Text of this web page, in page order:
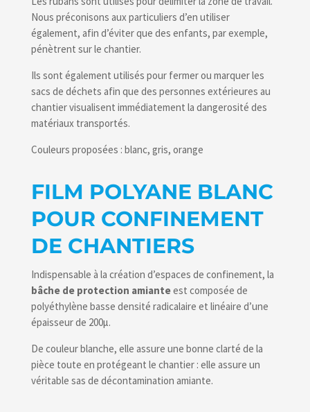
Nous préconisons aux particuliers d’en utiliser
également, afin d’éviter que des enfants, par exemple,
pénètrent sur le chantier.
Ils sont également utilisés pour fermer ou marquer les
sacs de déchets afin que des personnes extérieures au
chantier visualisent immédiatement la dangerosité des
matériaux transportés.
Couleurs proposées : blanc, gris, orange
FILM POLYANE BLANC
POUR CONFINEMENT
DE CHANTIERS
Indispensable à la création d’espaces de confinement, la
bâche de protection amianteest composée de
polyéthylène basse densité radicalaire et linéaire d’une
épaisseur de 200µ.
De couleur blanche, elle assure une bonne clarté de la
pièce toute en protégeant le chantier : elle assure un
véritable sas de décontamination amiante.